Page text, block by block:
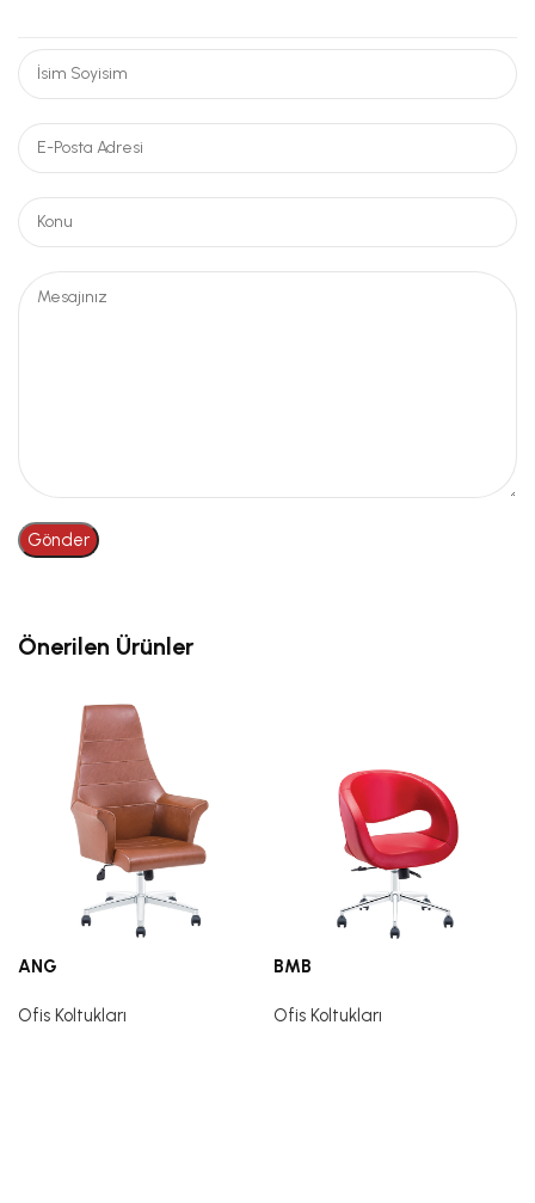
Önerilen Ürünler
ANG
Ofis Koltukları
BMB
Ofis Koltukları